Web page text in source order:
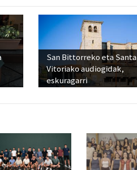
San Bittorreko eta Santa
Vitoriako audiogidak,
eskuragarri